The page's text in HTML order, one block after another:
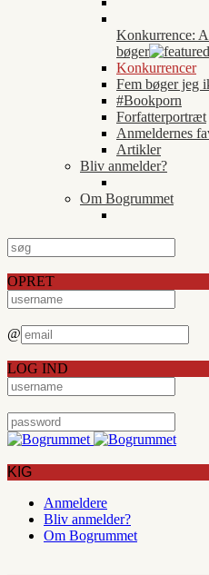
Konkurrence:
bøger
Konkurrencer
Fem bøger jeg
#Bookporn
Forfatterportræt
Anmeldernes
Artikler
Bliv anmelder?
Om Bogrummet
OPRET
@
LOG IND
KIG
Anmeldere
Bliv anmelder?
Om Bogrummet